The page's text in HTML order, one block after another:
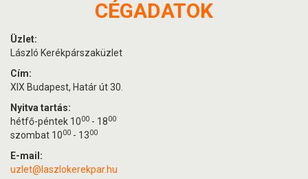
CÉGADATOK
Üzlet:
László Kerékpárszaküzlet
Cím:
XIX Budapest, Határ út 30.
Nyitva tartás:
hétfő-péntek 1000 - 1800
szombat 1000 - 1300
E-mail:
uzlet@laszlokerekpar.hu